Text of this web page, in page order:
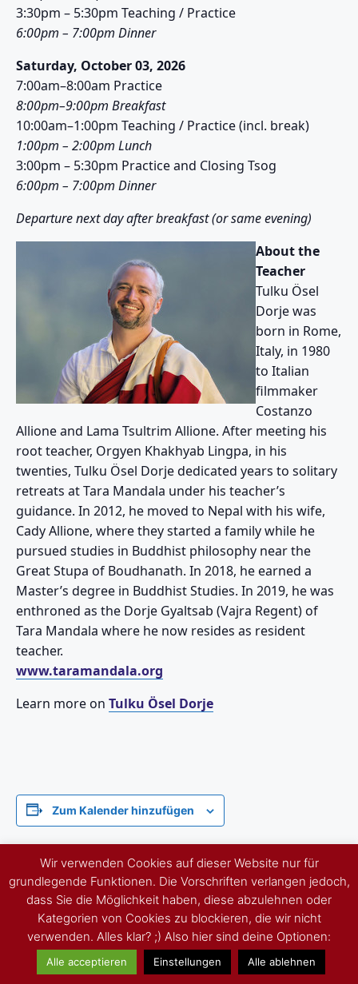
3:30pm – 5:30pm Teaching / Practice
6:00pm – 7:00pm Dinner
Saturday, October 03, 2026
7:00am–8:00am Practice
8:00pm–9:00pm Breakfast
10:00am–1:00pm Teaching / Practice (incl. break)
1:00pm – 2:00pm Lunch
3:00pm – 5:30pm Practice and Closing Tsog
6:00pm – 7:00pm Dinner
Departure next day after breakfast (or same evening)
About the
Teacher
Tulku Ösel
Dorje was
born in Rome,
Italy, in 1980
to Italian
filmmaker
Costanzo
Allione and Lama Tsultrim Allione. After meeting his
root teacher, Orgyen Khakhyab Lingpa, in his
twenties, Tulku Ösel Dorje dedicated years to solitary
retreats at Tara Mandala under his teacher’s
guidance. In 2012, he moved to Nepal with his wife,
Cady Allione, where they started a family while he
pursued studies in Buddhist philosophy near the
Great Stupa of Boudhanath. In 2018, he earned a
Master’s degree in Buddhist Studies. In 2019, he was
enthroned as the Dorje Gyaltsab (Vajra Regent) of
Tara Mandala where he now resides as resident
teacher.
www.taramandala.org
Learn more on Tulku Ösel Dorje
Zum Kalender hinzufügen
DETAILS
Beginn:
September 29
Ende:
Oktober 4
VERANSTALTER
TULKU ÖSEL DORJE
(COSTANZO ALLIONE)
Veranstalter-Website
anzeigen
Wir verwenden Cookies auf dieser Website nur für
grundlegende Funktionen. Die Vorschriften verlangen jedoch,
dass Sie die Möglichkeit haben, diese abzulehnen oder
Kategorien von Cookies zu blockieren, die wir nicht
verwenden. Alles klar? ;) Also hier sind deine Optionen:
Alle acceptieren Einstellungen Alle ablehnen